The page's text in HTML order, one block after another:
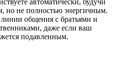
не полностью энергичным.
общения с братьями и
даже если ваш
подавленным.